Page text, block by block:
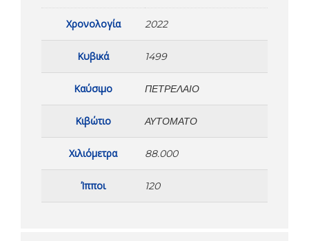
Χρονολογία 2022
Κυβικά 1499
Καύσιμο ΠΕΤΡΈΛΑΙΟ
Κιβώτιο ΑΥΤΌΜΑΤΟ
Χιλιόμετρα 88.000
Ίπποι 120